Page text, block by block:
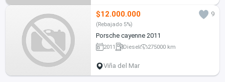
$12.000.000 9
(Rebajado 5%)
Porsche cayenne 2011
2011 Diesel 275000 km
Viña del Mar